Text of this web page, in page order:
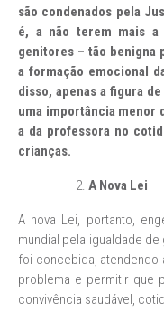
são condenados pela
é, a não terem mais a
genitores – tão benigna
a formação emocional
disso, apenas a figura
uma importância menor
a da professora no
crianças.
A Nova Lei
A nova Lei, portanto,
mundial pela igualdade
foi concebida, atendendo
problema e permitir que
convivência saudável,